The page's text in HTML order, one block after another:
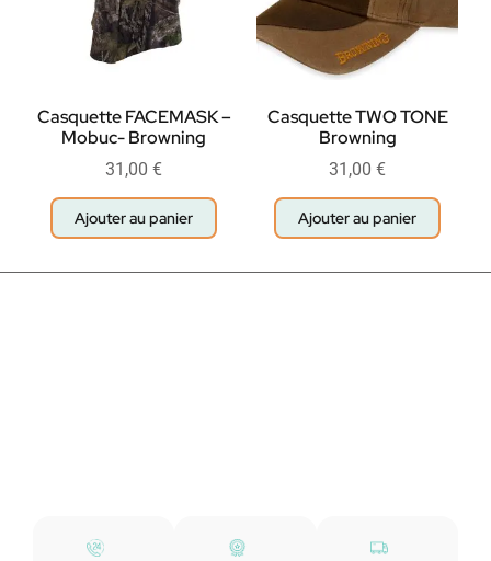
Casquette FACEMASK –
Mobuc- Browning
31,00 €
Ajouter au panier
Casquette TWO TONE
Browning
31,00 €
Ajouter au panier